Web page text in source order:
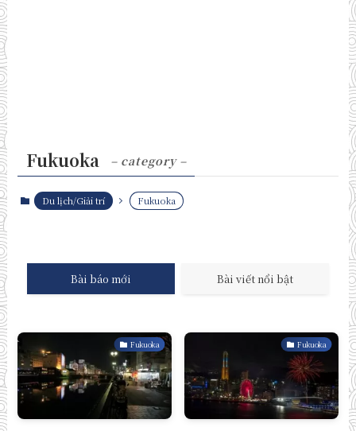
Fukuoka – category –
Du lịch/Giải trí Fukuoka
Bài báo mới Bài viết nổi bật
Fukuoka Fukuoka